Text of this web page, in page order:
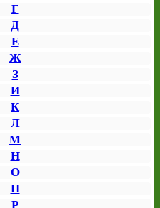
Г
Д
Е
Ж
З
И
К
Л
М
Н
О
П
Р